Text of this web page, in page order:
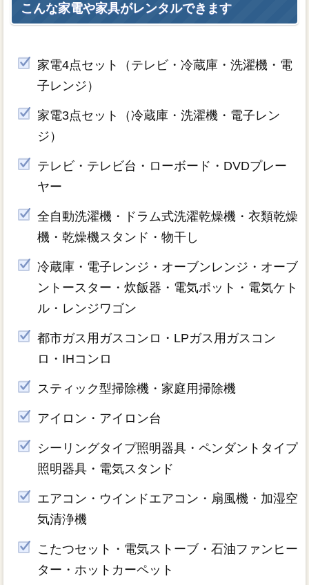
こんな家電や家具がレンタルできます
家電4点セット（テレビ・冷蔵庫・洗濯機・電
子レンジ）
家電3点セット（冷蔵庫・洗濯機・電子レン
ジ）
テレビ・テレビ台・ローボード・DVDプレー
ヤー
全自動洗濯機・ドラム式洗濯乾燥機・衣類乾燥
機・乾燥機スタンド・物干し
冷蔵庫・電子レンジ・オーブンレンジ・オーブ
ントースター・炊飯器・電気ポット・電気ケト
ル・レンジワゴン
都市ガス用ガスコンロ・LPガス用ガスコン
ロ・IHコンロ
スティック型掃除機・家庭用掃除機
アイロン・アイロン台
シーリングタイプ照明器具・ペンダントタイプ
照明器具・電気スタンド
エアコン・ウインドエアコン・扇風機・加湿空
気清浄機
こたつセット・電気ストーブ・石油ファンヒー
ター・ホットカーペット